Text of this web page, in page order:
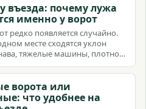
въезда: почему лужа
именно у ворот
редко появляется случайно.
месте сходятся уклон
тяжелые машины, плотное
ошибки водоотвода.
ворота или
что удобнее на